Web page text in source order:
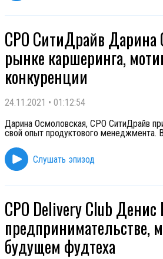
CPO СитиДрайв Дарина
рынке каршеринга,
конкуренции
24.11.2021 • 01:12:54
Дарина Осмоловская, CPO СитиДрайв
свой опыт продуктового менеджмента.
Слушать эпизод
CPO Delivery Club
предпринимательстве,
будущем фудтеха